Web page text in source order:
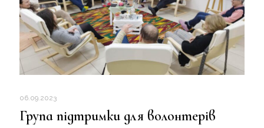
06.09.2023
Група підтримки для волонтерів